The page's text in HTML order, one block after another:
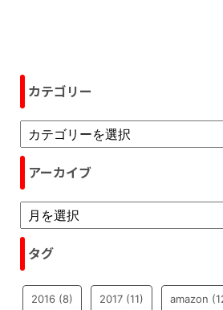
カテゴリー
アーカイブ
タグ
2016 (8) 2017 (11) amazon